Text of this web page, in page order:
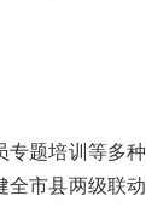
题培训等多
市县两级联